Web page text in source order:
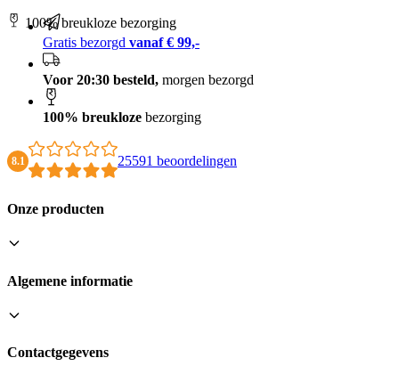
100% breukloze bezorging
Gratis bezorgd vanaf € 99,-
Voor 20:30 besteld, morgen bezorgd
100% breukloze bezorging
8.1 25591 beoordelingen
Onze producten
Algemene informatie
Contactgegevens